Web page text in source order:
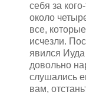
себя за
около
все,
исчезли.
явился
довольно
слушались
вам,